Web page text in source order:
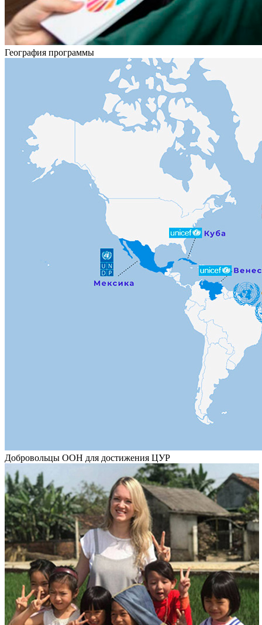
География программы
Добровольцы ООН для достижения ЦУР